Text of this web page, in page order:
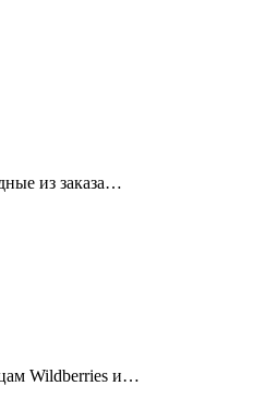
из заказа…
Wildberries и…